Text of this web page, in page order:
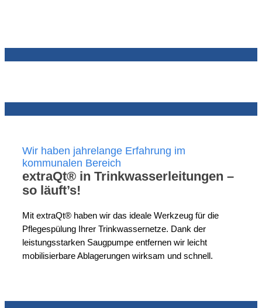
Wir haben jahrelange Erfahrung im
kommunalen Bereich
extraQt® in Trinkwasserleitungen –
so läuft’s!
Mit extraQt® haben wir das ideale Werkzeug für die
Pflegespülung Ihrer Trinkwassernetze. Dank der
leistungsstarken Saugpumpe entfernen wir leicht
mobilisierbare Ablagerungen wirksam und schnell.